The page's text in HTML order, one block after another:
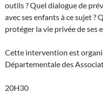
outils ? Quel dialogue de
avec ses enfants à ce sujet
protéger la vie privée de ses
Cette intervention est
Départementale des
20H30